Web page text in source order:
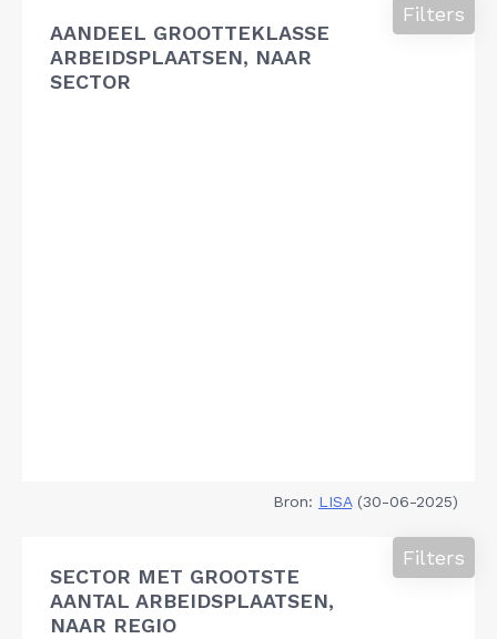
AANDEEL GROOTTEKLASSE
ARBEIDSPLAATSEN, NAAR
SECTOR
Filters
Bron: LISA(30-06-2025)
SECTOR MET GROOTSTE
AANTAL ARBEIDSPLAATSEN,
NAAR REGIO
Filters